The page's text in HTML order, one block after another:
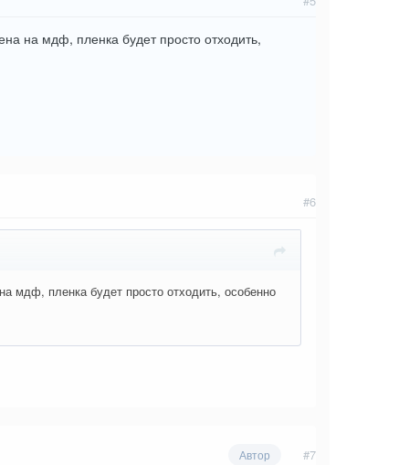
на мдф, пленка будет просто отходить,
#6
мдф, пленка будет просто отходить, особенно
Автор #7